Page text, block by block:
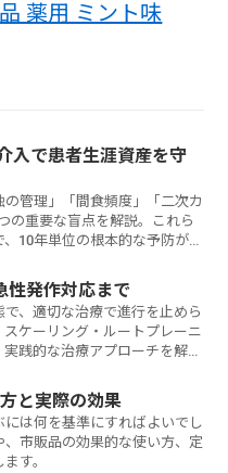
薬用 ミント味
入で患者生涯資産を守
管理」「間食頻度」「二次カ
の重要な盲点を解説。これら
10年単位の根本的な予防が実
性発作対応まで
、適切な治療で進行を止めら
ケーリング・ルートプレーニ
践的な治療アプローチを解説
と実際の効果
は何を基準にすればよいでし
市販品の効果的な使い方、定
す。